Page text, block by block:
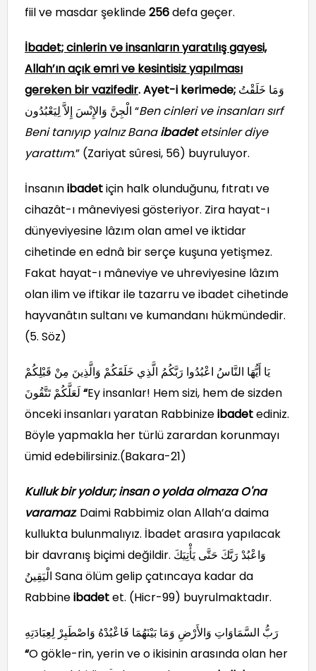
fiil ve masdar şeklinde256defa geçer.
İbadet; cinlerin ve insanların yaratılış gayesi,
Allah’ın açık emri ve kesintisiz yapılması
gereken bir vazifedir. Ayet-i kerimede; وَمَا خَلَقْتُ
الْجِنَّ وَالإِنْسَ إِلاَّ لِيَعْبُدُون “Ben cinleri ve insanları sırf
Beni tanıyıp yalnız Banaibadetetsinler diye
yarattım.” (Zariyat sûresi, 56) buyruluyor.
İnsanınibadetiçin halk olunduğunu, fıtratı ve
cihazât-ı mâneviyesi gösteriyor. Zira hayat-ı
dünyeviyesine lâzım olan amel ve iktidar
cihetinde en ednâ bir serçe kuşuna yetişmez.
Fakat hayat-ı mâneviye ve uhreviyesine lâzım
olan ilim ve iftikar ile tazarru ve ibadet cihetinde
hayvanâtın sultanı ve kumandanı hükmündedir.
(5. Söz)
يَا أَيُّهَا النَّاسُ اعْبُدُوا رَبَّكُمُ الَّذِي خَلَقَكُمْ وَالَّذِينَ مِنْ قَبْلِكُمْ
“Ey insanlar! Hem sizi, hem de sizden
önceki insanları yaratan Rabbinizeibadetediniz.
Böyle yapmakla her türlü zarardan korunmayı
ümid edebilirsiniz.(Bakara-21)
Kulluk bir yoldur; insan o yolda olmaza O'na
varamaz. Daimi Rabbimiz olan Allah’a daima
kullukta bulunmalıyız. İbadet arasıra yapılacak
bir davranış biçimi değildir. وَاعْبُدْ رَبَّكَ حَتَّى يَأْتِيَكَ
الْيَقِينُ Sana ölüm gelip çatıncaya kadar da
Rabbineibadetet. (Hicr-99) buyrulmaktadır.
رَبُّ السَّمَاوَاتِ وَالأَرْضِ وَمَا بَيْنَهُمَا فَاعْبُدْهُ وَاصْطَبِرْ لِعِبَادَتِهِ
“O gökle-rin, yerin ve o ikisinin arasında olan her